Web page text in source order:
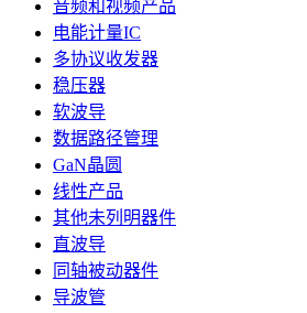
音频和视频产品
电能计量IC
多协议收发器
稳压器
软波导
数据路径管理
GaN晶圆
线性产品
其他未列明器件
直波导
同轴被动器件
导波管